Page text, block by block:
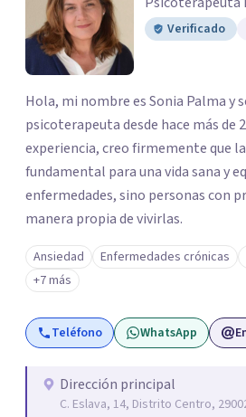
Verificado
Hola, mi nombre es Sonia Palma y
psicoterapeuta desde hace más de
experiencia, creo firmemente que
fundamental para una vida sana y
enfermedades, sino personas con
manera propia de vivirlas.
Ansiedad Enfermedades crónicas
+7 más
Teléfono WhatsApp
Dirección principal
C. Eslava, 14, Distrito Centro,